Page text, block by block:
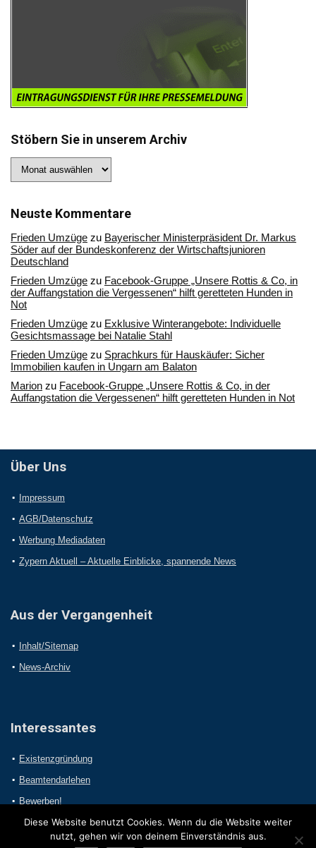
Stöbern Sie in unserem Archiv
Sie
Archiv
Neuste Kommentare
Frieden Umzüge zu Bayerischer Ministerpräsident Dr. Markus
Söder auf der Bundeskonferenz der Wirtschaftsjunioren
Deutschland
Frieden Umzüge zu Facebook-Gruppe „Unsere Rottis & Co, in
der Auffangstation die Vergessenen“ hilft geretteten Hunden in
Not
Frieden Umzüge zu Exklusive Winterangebote: Individuelle
Gesichtsmassage bei Natalie Stahl
Frieden Umzüge zu Sprachkurs für Hauskäufer: Sicher
Immobilien kaufen in Ungarn am Balaton
Marion zu Facebook-Gruppe „Unsere Rottis & Co, in der
Auffangstation die Vergessenen“ hilft geretteten Hunden in Not
Über Uns
Impressum
AGB/Datenschutz
Werbung Mediadaten
Zypern Aktuell – Aktuelle Einblicke, spannende News
Aus der Vergangenheit
Inhalt/Sitemap
News-Archiv
Interessantes
Existenzgründung
Beamtendarlehen
Bewerben!
Diese Website benutzt Cookies. Wenn du die Website weiter
nutzt, gehen wir von deinem Einverständnis aus.